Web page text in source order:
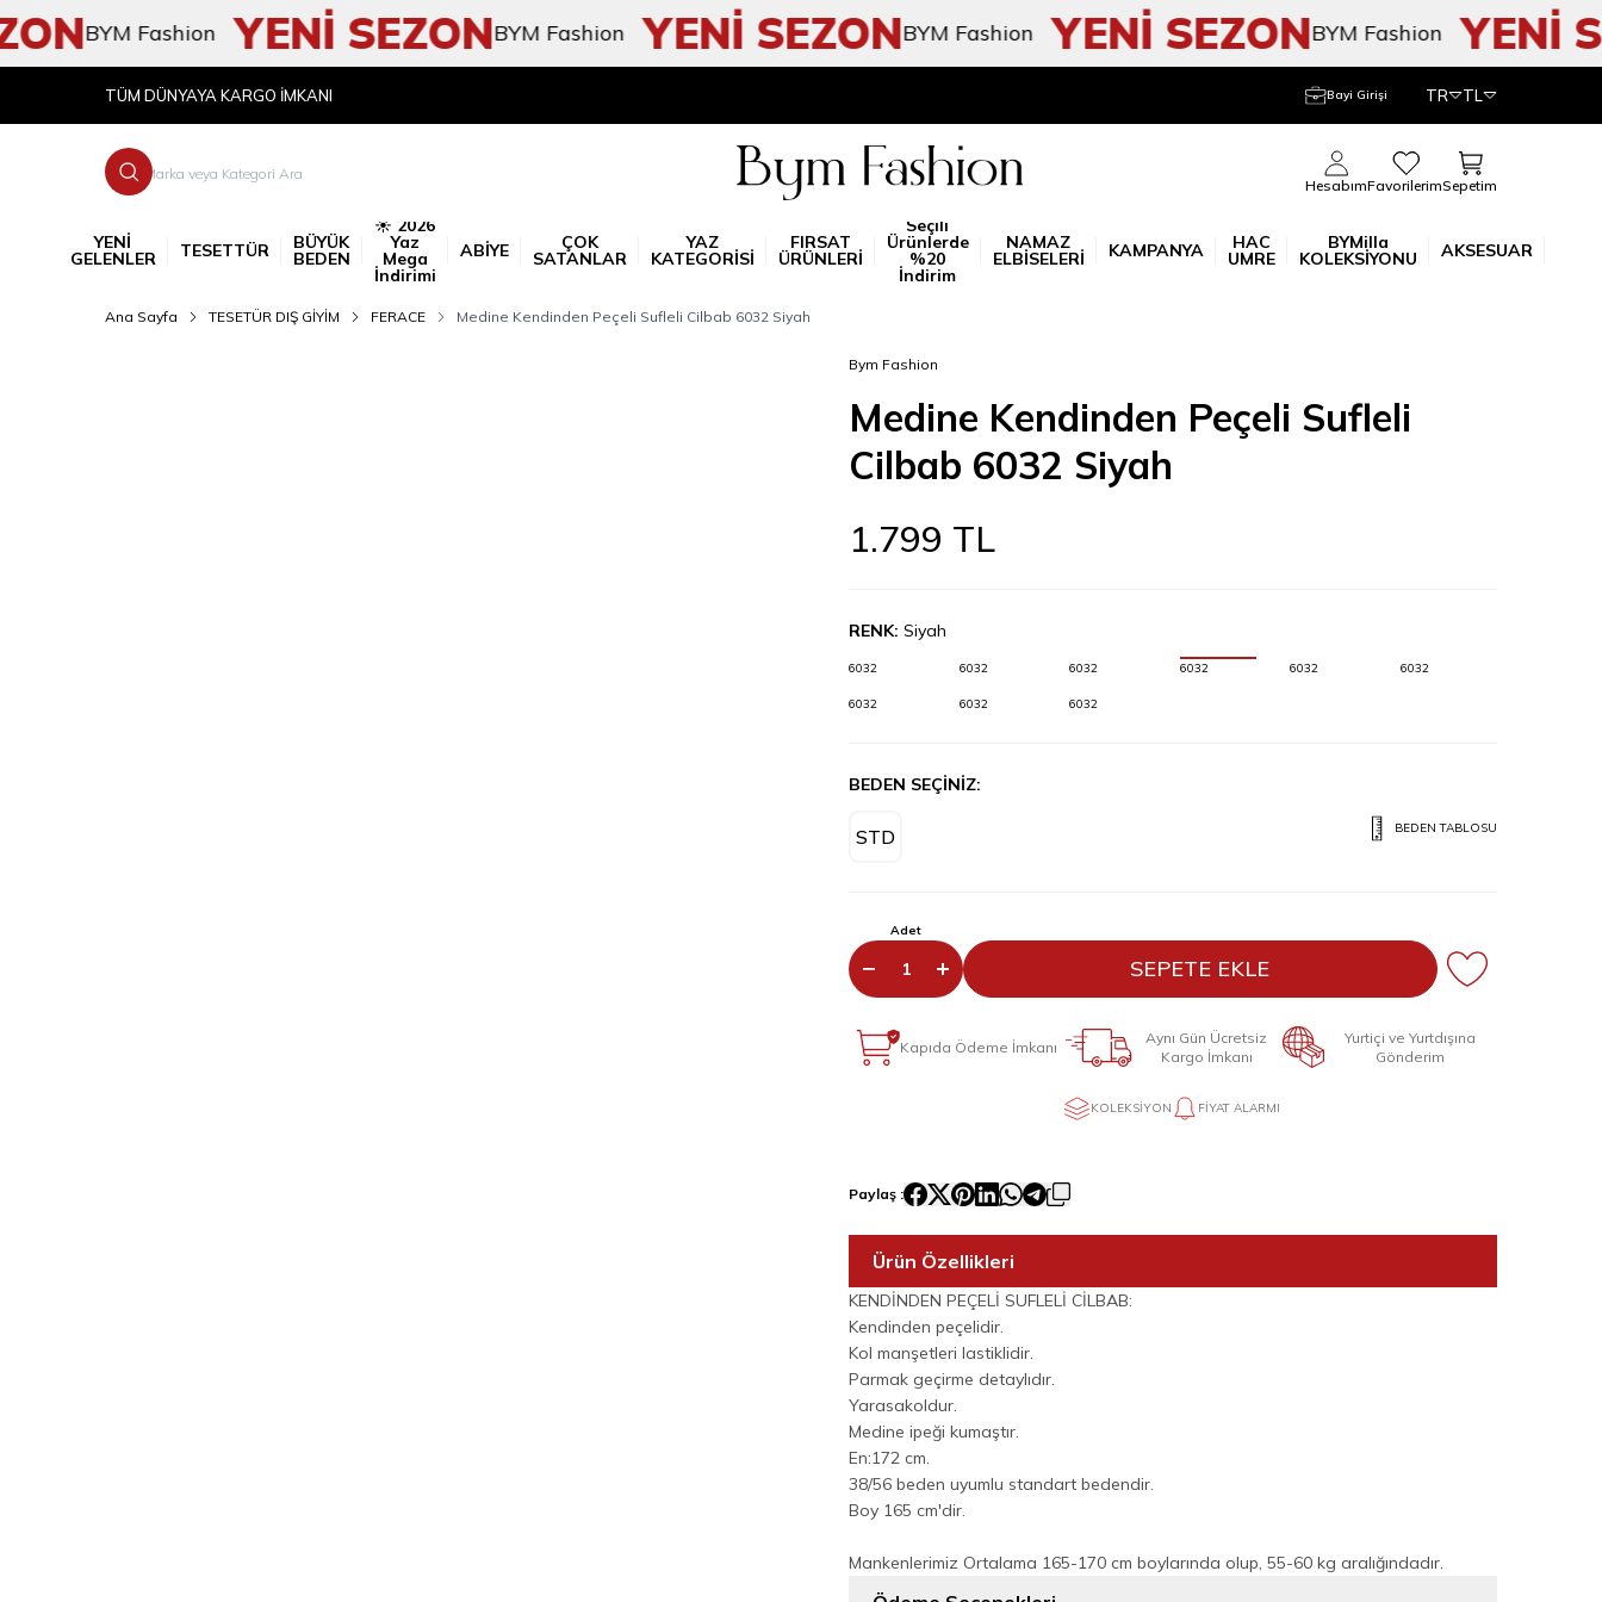
BYM Fashion YENİ SEZONBYM Fashion YENİ SEZONBYM Fashion YENİ SEZONBYM Fashion YENİ
TÜM DÜNYAYA KARGO İMKANI Bayi Girişi TR TL
HesabımFavorilerimSepetim
YENİ
GELENLER TESETTÜR BÜYÜK
BEDEN
☀️ 2026
Yaz
Mega
İndirimi
ABİYE ÇOK
SATANLAR
YAZ
KATEGORİSİ
FIRSAT
ÜRÜNLERİ
Seçili
Ürünlerde
%20
İndirim
NAMAZ
ELBİSELERİ KAMPANYA HAC
UMRE
BYMilla
KOLEKSİYONU AKSESUAR
Ana Sayfa TESETÜR DIŞ GİYİM FERACE Medine Kendinden Peçeli Sufleli Cilbab 6032 Siyah
Bym Fashion
Medine Kendinden Peçeli Sufleli
Cilbab 6032 Siyah
1.799 TL
RENK: Siyah
6032 6032 6032 6032 6032 6032
6032 6032 6032
BEDEN SEÇİNİZ:
STD BEDEN TABLOSU
Adet
SEPETE EKLE
Kapıda Ödeme İmkanı
Aynı Gün Ücretsiz
Kargo İmkanı
Yurtiçi ve Yurtdışına
Gönderim
KOLEKSIYON FIYAT ALARMI
Paylaş :
Ürün Özellikleri
KENDİNDEN PEÇELİ SUFLELİ CİLBAB:
Kendinden peçelidir.
Kol manşetleri lastiklidir.
Parmak geçirme detaylıdır.
Yarasakoldur.
Medine ipeği kumaştır.
En:172 cm.
38/56 beden uyumlu standart bedendir.
Boy 165 cm'dir.
Mankenlerimiz Ortalama 165-170 cm boylarında olup, 55-60 kg aralığındadır.